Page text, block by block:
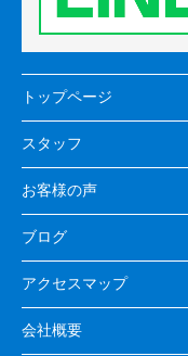
トップページ
スタッフ
お客様の声
ブログ
アクセスマップ
会社概要